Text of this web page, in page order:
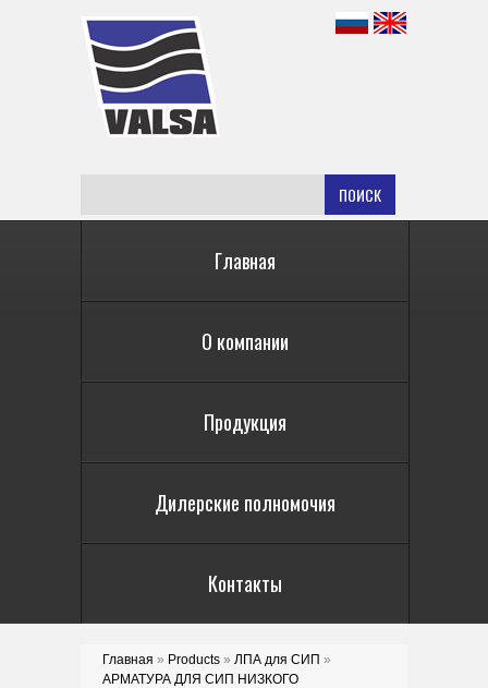
ПОИСК
Главная
О компании
Продукция
Дилерские полномочия
Контакты
Главная » Products » ЛПА для СИП »
АРМАТУРА ДЛЯ СИП НИЗКОГО